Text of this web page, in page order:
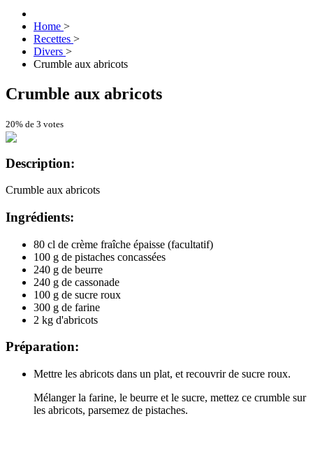
Home >
Recettes >
Divers >
Crumble aux abricots
Crumble aux abricots
20% de 3 votes
Description:
Crumble aux abricots
Ingrédients:
80 cl de crème fraîche épaisse (facultatif)
100 g de pistaches concassées
240 g de beurre
240 g de cassonade
100 g de sucre roux
300 g de farine
2 kg d'abricots
Préparation:
Mettre les abricots dans un plat, et recouvrir de sucre roux.
Mélanger la farine, le beurre et le sucre, mettez ce crumble sur
les abricots, parsemez de pistaches.